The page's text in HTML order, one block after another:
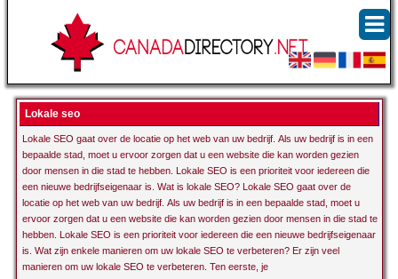
Lokale seo
Lokale SEO gaat over de locatie op het web van uw bedrijf. Als uw bedrijf is in een
bepaalde stad, moet u ervoor zorgen dat u een website die kan worden gezien
door mensen in die stad te hebben. Lokale SEO is een prioriteit voor iedereen die
een nieuwe bedrijfseigenaar is. Wat is lokale SEO? Lokale SEO gaat over de
locatie op het web van uw bedrijf. Als uw bedrijf is in een bepaalde stad, moet u
ervoor zorgen dat u een website die kan worden gezien door mensen in die stad te
hebben. Lokale SEO is een prioriteit voor iedereen die een nieuwe bedrijfseigenaar
is. Wat zijn enkele manieren om uw lokale SEO te verbeteren? Er zijn veel
manieren om uw lokale SEO te verbeteren. Ten eerste, je